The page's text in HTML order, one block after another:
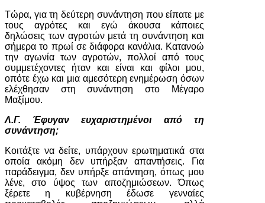
Τώρα, για τη δεύτερη συνάντηση που είπατε με
τους αγρότες και εγώ άκουσα κάποιες
δηλώσεις των αγροτών μετά τη συνάντηση και
σήμερα το πρωί σε διάφορα κανάλια. Κατανοώ
την αγωνία των αγροτών, πολλοί από τους
συμμετέχοντες ήταν και είναι και φίλοι μου,
οπότε έχω και μια αμεσότερη ενημέρωση όσων
ελέχθησαν στη συνάντηση στο Μέγαρο
Μαξίμου.
Λ.Γ. Έφυγαν ευχαριστημένοι από τη
συνάντηση;
Κοιτάξτε να δείτε, υπάρχουν ερωτηματικά στα
οποία ακόμη δεν υπήρξαν απαντήσεις. Για
παράδειγμα, δεν υπήρξε απάντηση, όπως μου
λένε, στο ύψος των αποζημιώσεων. Όπως
ξέρετε η κυβέρνηση έδωσε γενναίες